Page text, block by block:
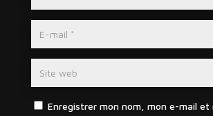
Enregistrer mon nom, mon e-mail et